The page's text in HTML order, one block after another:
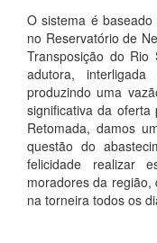
O sistema é
no Reservatório de
Transposição do
adutora,
produzindo uma
significativa da oferta
Retomada, damos
questão do
felicidade realizar
moradores da
na torneira todos os